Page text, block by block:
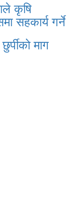
कृषि
सहकार्य गर्ने
माग